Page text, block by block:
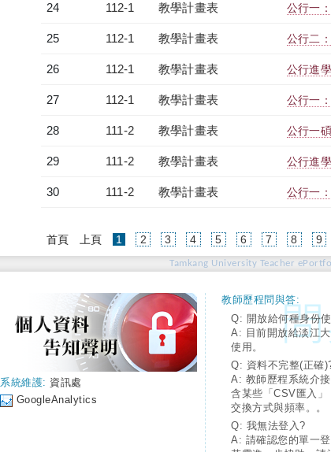
24 112-1 教學計畫表 公行一
25 112-1 教學計畫表 公行二
26 112-1 教學計畫表 公行進
27 112-1 教學計畫表 公行一
28 111-2 教學計畫表 公行一
29 111-2 教學計畫表 公行進
30 111-2 教學計畫表 公行一
首頁 上頁 1 (current)
2 3 4 5 6 7 8 9
Tamkang University Teacher
系統維護: 資訊處
GoogleAnalytics
教師歷程問與答:
Q: 開放給何種身份
A: 目前開放給淡江
使用。
Q: 資料不完整(正確
A: 教師歷程系統介
含某些「CSV匯入
交換方式與頻率。。
Q: 我無法登入?
A: 請確認您的單一登